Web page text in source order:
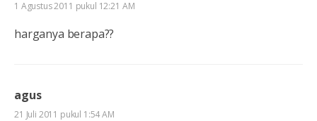
1 Agustus 2011 pukul 12:21 AM
harganya berapa??
agus
21 Juli 2011 pukul 1:54 AM